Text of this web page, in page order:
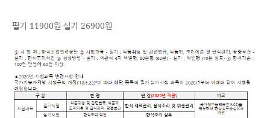
필기 11900원 실기 26900원